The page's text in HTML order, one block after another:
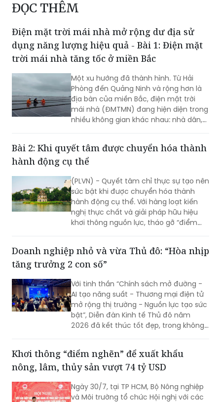
ĐỌC THÊM
Điện mặt trời mái nhà mở rộng dư địa sử
dụng năng lượng hiệu quả - Bài 1: Điện mặt
trời mái nhà tăng tốc ở miền Bắc
Một xu hướng đã thành hình. Từ Hải
Phòng đến Quảng Ninh và rộng hơn là
địa bàn của miền Bắc, điện mặt trời
mái nhà (ĐMTMN) đang hiện diện trong
nhiều không gian khác nhau: nhà dân,
thống đã vận hành đang chứng minh
được giá trị thực tế…
Bài 2: Khi quyết tâm được chuyển hóa thành
hành động cụ thể
(PLVN) - Quyết tâm chỉ thực sự tạo nên
sức bật khi được chuyển hóa thành
hành động cụ thể. Với hàng loạt kiến
nghị thực chất và giải pháp hữu hiệu
khơi thông nguồn lực, tháo gỡ “điểm
Nội sẽ tạo nền tảng để mở rộng không
gian phát triển, hiện thực hóa mục tiêu
Doanh nghiệp nhỏ và vừa Thủ đô: “Hòa nhịp
tăng trưởng 2 con số”
Với tinh thần “Chính sách mở đường -
AI tạo năng suất - Thương mại điện tử
mở rộng thị trường - Nguồn lực tạo sức
bật”, Diễn đàn Kinh tế Thủ đô năm
2026 đã kết thúc tốt đẹp, trong không
Khơi thông “điểm nghẽn” để xuất khẩu
nông, lâm, thủy sản vượt 74 tỷ USD
Ngày 30/7, tại TP HCM, Bộ Nông nghiệp
và Môi trường tổ chức Hội nghị với các